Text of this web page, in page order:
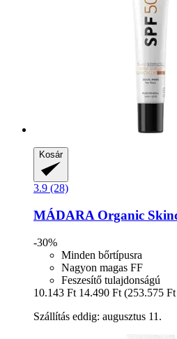
Kosár
3.9 (28)
MÁDARA Organic
-30%
Minden bőrtípusra
Nagyon magas FF
Feszesítő tulajdonságú
10.143 Ft 14.490 Ft (253.575
Szállítás eddig: augusztus 11.